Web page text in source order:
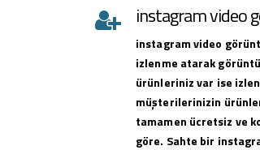
instagram video
instagramvideo
izlenme atarak
ürünleriniz var ise
müşterilerinizin
tamamen ücretsiz ve
göre. Sahte bir